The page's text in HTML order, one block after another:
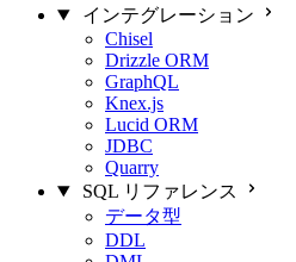
インテグレーション
Chisel
Drizzle ORM
GraphQL
Knex.js
Lucid ORM
JDBC
Quarry
SQL リファレンス
データ型
DDL